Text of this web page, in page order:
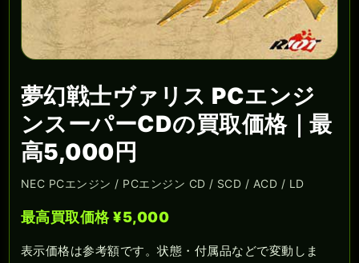
夢幻戦士ヴァリス PCエンジ
ンスーパーCDの買取価格｜最
高5,000円
NEC PCエンジン / PCエンジン CD / SCD / ACD / LD
最高買取価格 ¥5,000
表示価格は参考額です。状態・付属品などで変動しま